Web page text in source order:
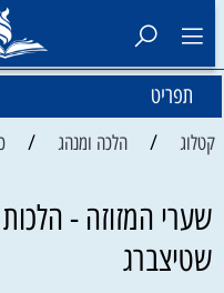
תפריט
קטלוג / הלכה ומנהג /
שערי המזוזה -
שטיצברג